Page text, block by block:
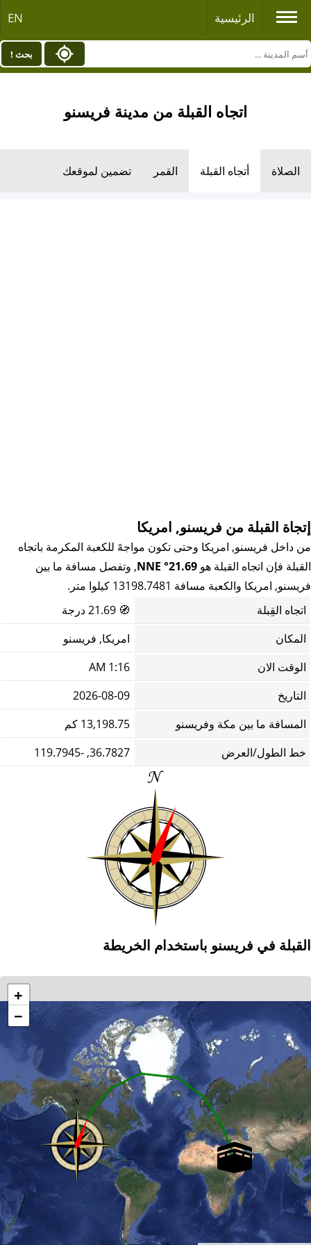
الرئيسية EN
بحث !
اتجاه القبلة من مدينة فريسنو
الصلاة أتجاه القبلة القمر تضمين لموقعك
إتجاة القبلة من فريسنو, امريكا
من داخل فريسنو, امريكا وحتى تكون مواجهً للكعبة المكرمة باتجاه
القبلة فإن اتجاه القبلة هو 21.69° NNE
, وتفصل مسافة ما بين
فريسنو, امريكا والكعبة مسافة 13198.7481 كيلوا متر.
اتجاه القِبلة
🧭
المكان
امريكا, فريسنو
الوقت الان
1:16 AM
التاريخ
2026-08-09
المسافة ما بين مكة وفريسنو
13,198.75 كم
خط الطول/العرض
36.7827, -119.7945
القبلة في فريسنو باستخدام الخريطة
+
−